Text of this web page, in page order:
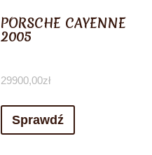
PORSCHE CAYENNE
2005
29900,00zł
Sprawdź